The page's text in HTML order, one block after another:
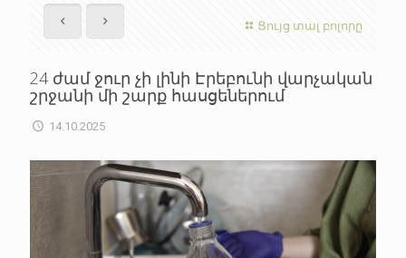
Ցույց տալ բոլորը
24 ժամ ջուր չի լինի Էրեբունի վարչական
շրջանի մի շարք հասցեներում
14.10.2025